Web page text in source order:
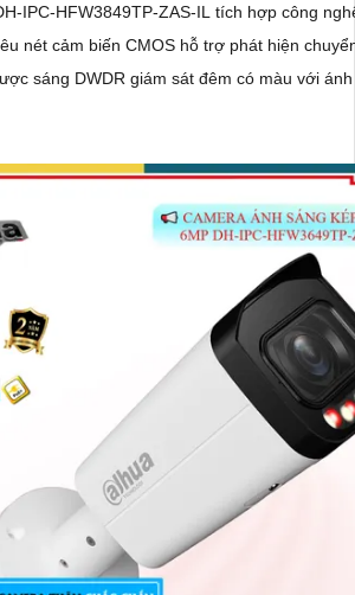
IPC-HFW3849TP-ZAS-IL tích hợp công
nét cảm biến CMOS hỗ trợ phát hiện
sáng DWDR giám sát đêm có màu với